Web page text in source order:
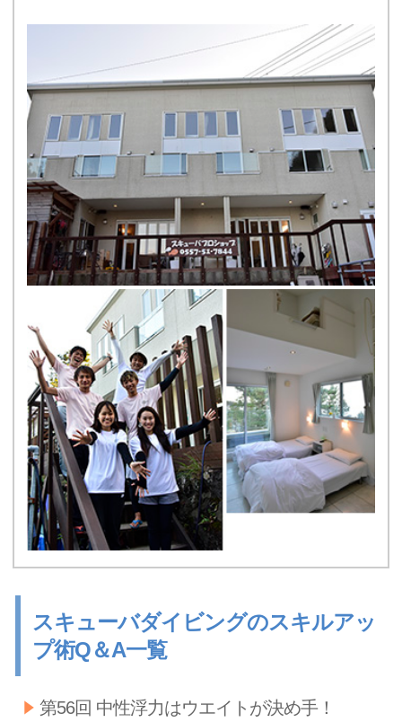
スキューバダイビングのスキルアッ
プ術Q＆A一覧
第56回 中性浮力はウエイトが決め手！